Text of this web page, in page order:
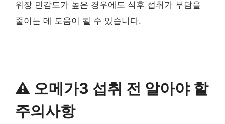
위장 민감도가 높은 경우에도 식후 섭취가 부담을
줄이는 데 도움이 될 수 있습니다.
⚠️ 오메가3 섭취 전 알아야 할
주의사항